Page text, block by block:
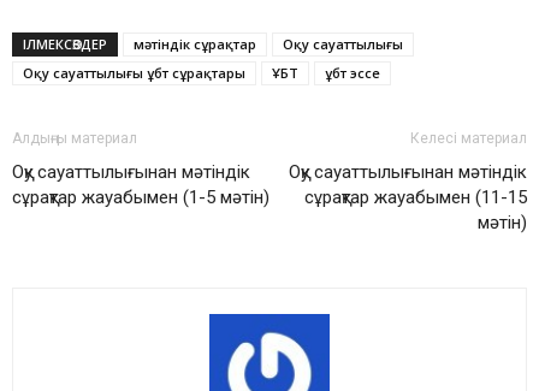
ІЛМЕКСӨЗДЕР мәтіндік сұрақтар
Оқу сауаттылығы
Оқу сауаттылығы ұбт сұрақтары
ҰБТ ұбт эссе
Алдыңғы материал
Оқу сауаттылығынан мәтіндік
сұрақтар жауабымен (1-5 мәтін)
Келесі материал
Оқу сауаттылығынан мәтіндік
сұрақтар жауабымен (11-15
мәтін)